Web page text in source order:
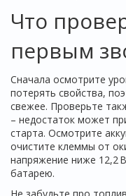
Что
первым
Сначала осмотрите
потерять свойства,
свежее. Проверьте
– недостаток может
старта. Осмотрите
очистите клеммы от
напряжение ниже 12,2
батарею.